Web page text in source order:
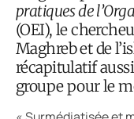
pratiques de
(OEI), le
Maghreb et de
récapitulatif
groupe pour le